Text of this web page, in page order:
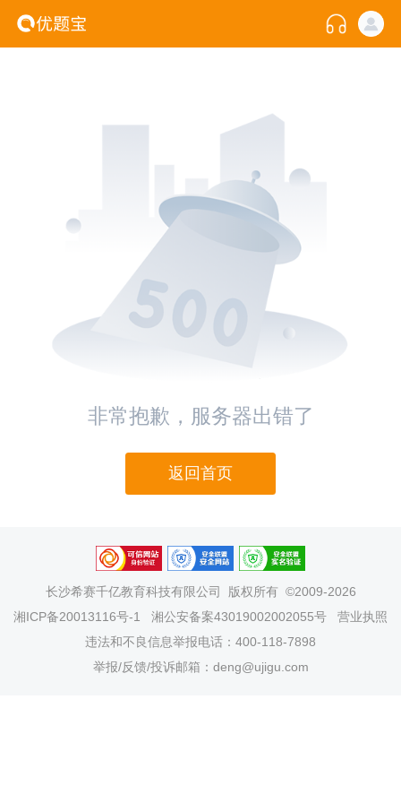
非常抱歉，服务器出错了
返回首页
长沙希赛千亿教育科技有限公司
版权所有 ©2009-2026
湘ICP备20013116号-1
湘公安备案43019002002055号
营业执照
违法和不良信息举报电话：400-118-7898
举报/反馈/投诉邮箱：deng@ujigu.com